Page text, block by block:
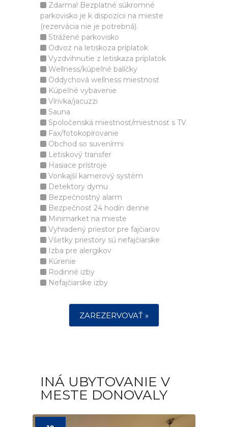
Zdarma! Bezplatné súkromné
parkovisko je k dispozícii na mieste
(rezervácia nie je potrebná).
Strážené parkovisko
Odvoz na letiskoza príplatok
Vyzdvihnutie z letiskaza príplatok
Wellness/kúpeľné balíčky
Oddychová wellness miestnosť
Kúpeľné vybavenie
Vírivka/jacuzzi
Sauna
Spoločenská miestnosť/miestnosť s TV
Fax/fotokopírovanie
Obchod so suvenírmi
Letiskový transfer
Hasiace prístroje
Vonkajší kamerový systém
Detektory dymu
Bezpečnostný alarm
Bezpečnosť 24 hodín denne
Minimarket na mieste
Vyhradený priestor pre fajčiarov
Všetky priestory sú nefajčiarske
Izba pre alergikov
Kúrenie
Rodinné izby
Nefajčiarske izby
ZAREZERVOVAŤ »
INÁ UBYTOVANIE V
MESTE DONOVALY